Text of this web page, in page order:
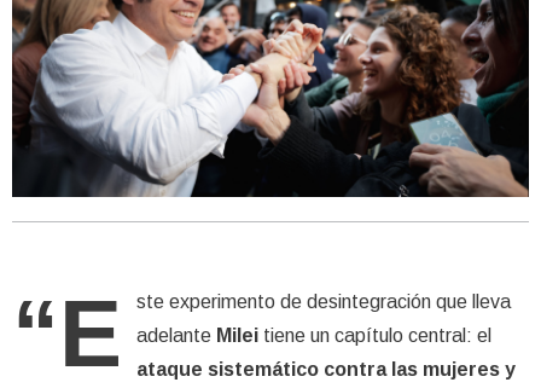
“E
ste experimento de desintegración que lleva
adelante Milei tiene un capítulo central: el
ataque sistemático contra las mujeres y